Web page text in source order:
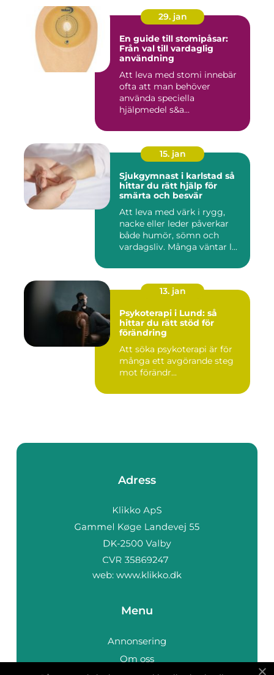
29. jan
En guide till stomipåsar:
Från val till vardaglig
användning
Att leva med stomi innebär
ofta att man behöver
använda speciella
hjälpmedel s&a...
15. jan
Sjukgymnast i karlstad så
hittar du rätt hjälp för
smärta och besvär
Att leva med värk i rygg,
nacke eller leder påverkar
både humör, sömn och
vardagsliv. Många väntar l...
13. jan
Psykoterapi i Lund: så
hittar du rätt stöd för
förändring
Att söka psykoterapi är för
många ett avgörande steg
mot förändr...
Adress
web: www.klikko.dk
Menu
Annonsering
Om oss